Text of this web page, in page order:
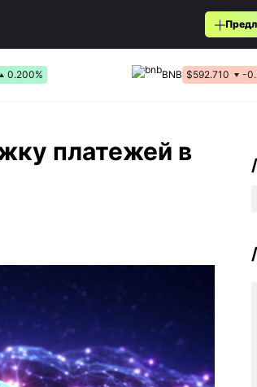
0.200% BNB $592.710 -
платежей в